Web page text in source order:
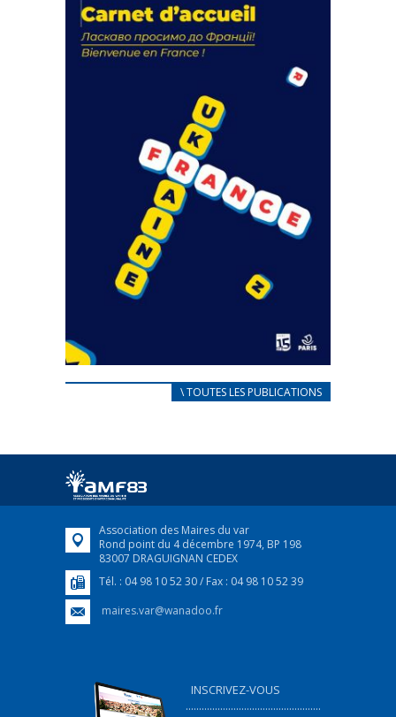
actions
18 septembre 2023
FEUILLETER
CARNET D’ACCUEIL
Afin d’accompagner au mieux les réfugiés
FEUILLETER
\ TOUTES LES PUBLICATIONS
Association des Maires du var
Rond point du 4 décembre 1974, BP 198
83007 DRAGUIGNAN CEDEX
Tél. : 04 98 10 52 30 / Fax : 04 98 10 52 39
maires.var@wanadoo.fr
INSCRIVEZ-VOUS
...................................................